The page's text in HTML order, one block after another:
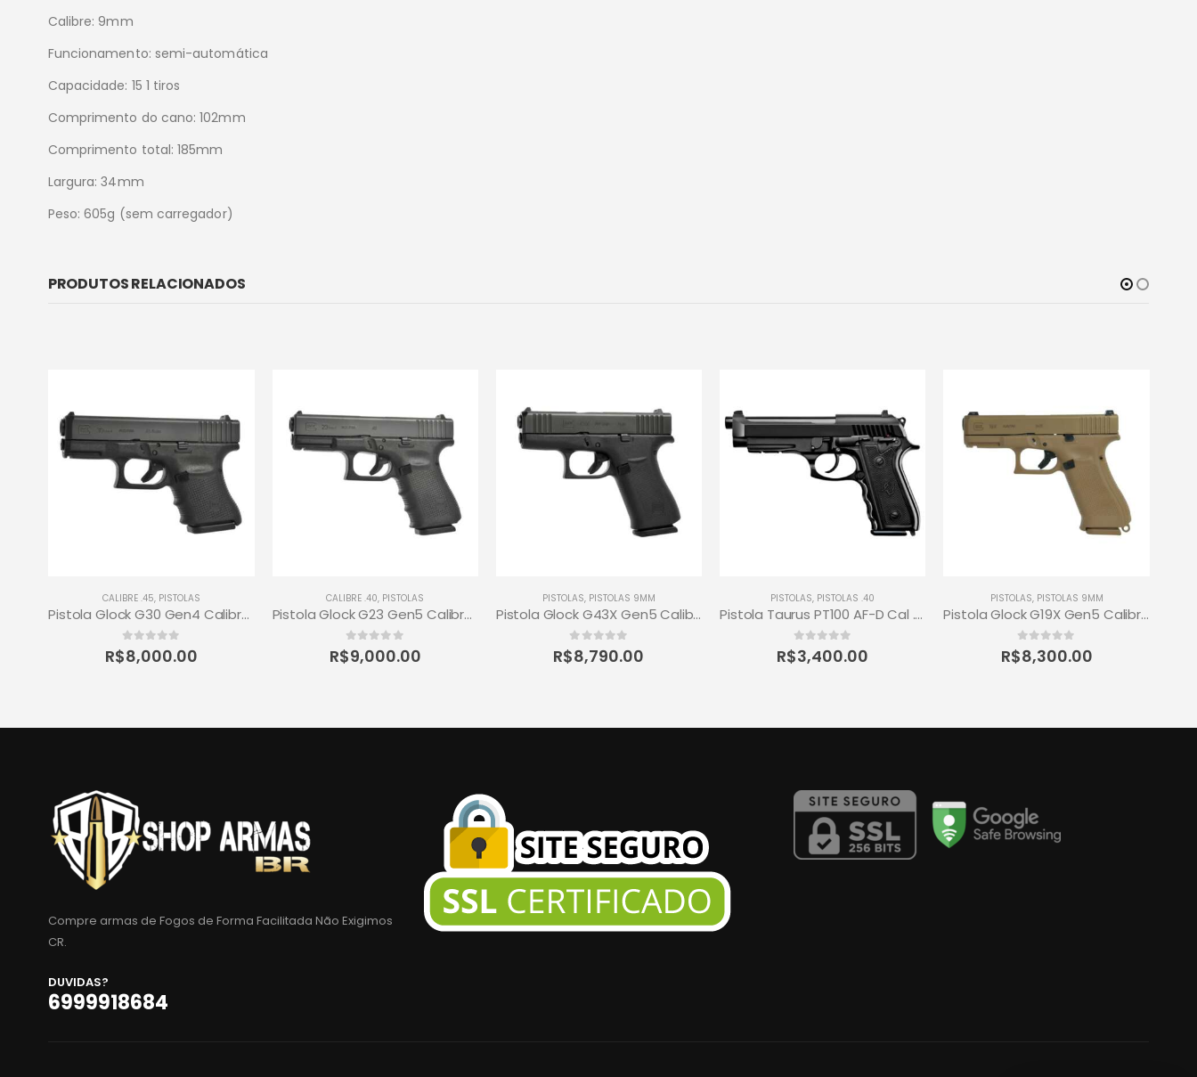
Calibre: 9mm
Funcionamento: semi-automática
Capacidade: 15 1 tiros
Comprimento do cano: 102mm
Comprimento total: 185mm
Largura: 34mm
Peso: 605g (sem carregador)
PRODUTOS RELACIONADOS
CALIBRE .45, PISTOLAS
Pistola Glock G30 Gen4 Calibre .45 10+1 Tiros
0out of 5
R$8,000.00
CALIBRE .40, PISTOLAS
Pistola Glock G23 Gen5 Calibre .40 13+1 Tiros
0out of 5
R$9,000.00
PISTOLAS, PISTOLAS 9MM
Pistola Glock G43X Gen5 Calibre 9Mm 10+1 Tiros
0out of 5
R$8,790.00
PISTOLAS, PISTOLAS .40
Pistola Taurus PT100 AF-D Cal .40 S&W 13+1 Tiros – Teneferizada
0out of 5
R$3,400.00
PISTOLAS, PISTOLAS 9MM
Pistola Glock G19X Gen5 Calibre 9Mm 17+1 Tiros
0out of 5
R$8,300.00
Compre armas de Fogos de Forma Facilitada Não Exigimos
CR.
DUVIDAS?
6999918684